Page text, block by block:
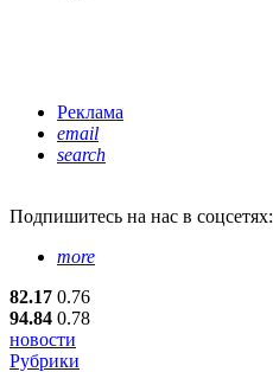
Реклама
email
search
Подпишитесь на нас в соцсетях:
more
82.17 0.76
94.84 0.78
новости
Рубрики